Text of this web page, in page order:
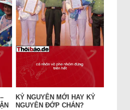
KỶ NGUYÊN MỚI HAY KỶ
NGUYÊN ĐỚP CHÁN?